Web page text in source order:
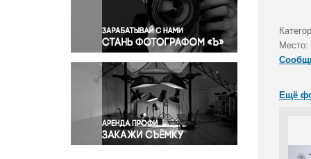
Правосудие
Происшествия и конфликты
Религия
Светская жизнь
Спорт
Экология
Экономика и бизнес
Место:
Ещё